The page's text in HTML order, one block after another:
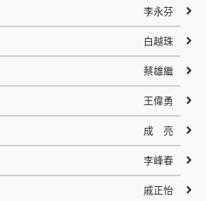
李永芬
白越珠
蔡雄繼
王偉勇
成 亮
李峰春
戚正怡